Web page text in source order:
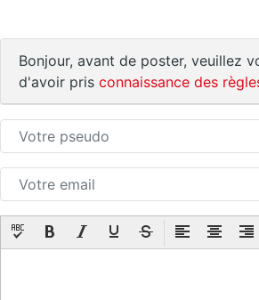
Bonjour, avant de poster, veuillez
d'avoir pris connaissance des